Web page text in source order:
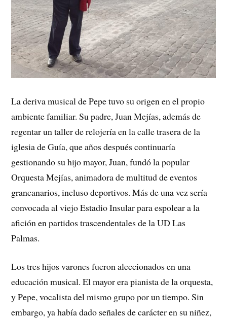
La deriva musical de Pepe tuvo su origen en el propio
ambiente familiar. Su padre, Juan Mejías, además de
regentar un taller de relojería en la calle trasera de la
iglesia de Guía, que años después continuaría
gestionando su hijo mayor, Juan, fundó la popular
Orquesta Mejías, animadora de multitud de eventos
grancanarios, incluso deportivos. Más de una vez sería
convocada al viejo Estadio Insular para espolear a la
afición en partidos trascendentales de la UD Las
Palmas.
Los tres hijos varones fueron aleccionados en una
educación musical. El mayor era pianista de la orquesta,
y Pepe, vocalista del mismo grupo por un tiempo. Sin
embargo, ya había dado señales de carácter en su niñez,